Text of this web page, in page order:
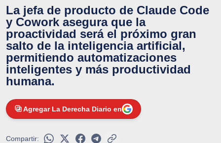
La jefa de producto de Claude Code
y Cowork asegura que la
proactividad será el próximo gran
salto de la inteligencia artificial,
permitiendo automatizaciones
inteligentes y más productividad
humana.
Agregar La Derecha Diario en
Compartir: